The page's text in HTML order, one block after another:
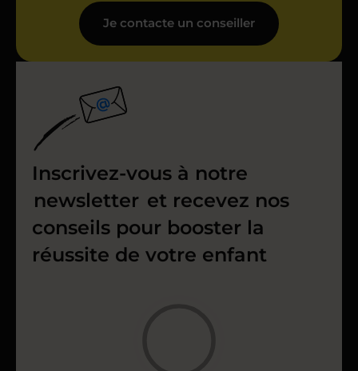
Je contacte un conseiller
Inscrivez-vous à notre
newsletter et recevez nos
conseils pour booster la
réussite de votre enfant